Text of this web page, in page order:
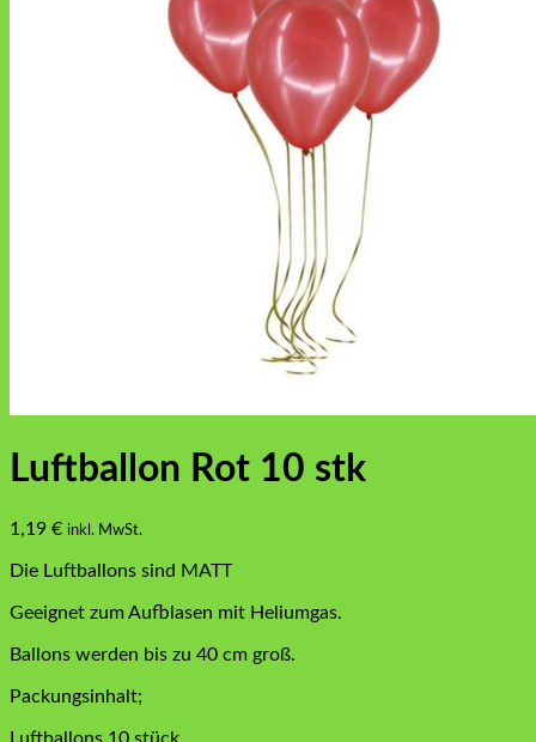
Luftballon Rot 10 stk
1,19 € inkl. MwSt.
Die Luftballons sind MATT
Geeignet zum Aufblasen mit Heliumgas.
Ballons werden bis zu 40 cm groß.
Packungsinhalt;